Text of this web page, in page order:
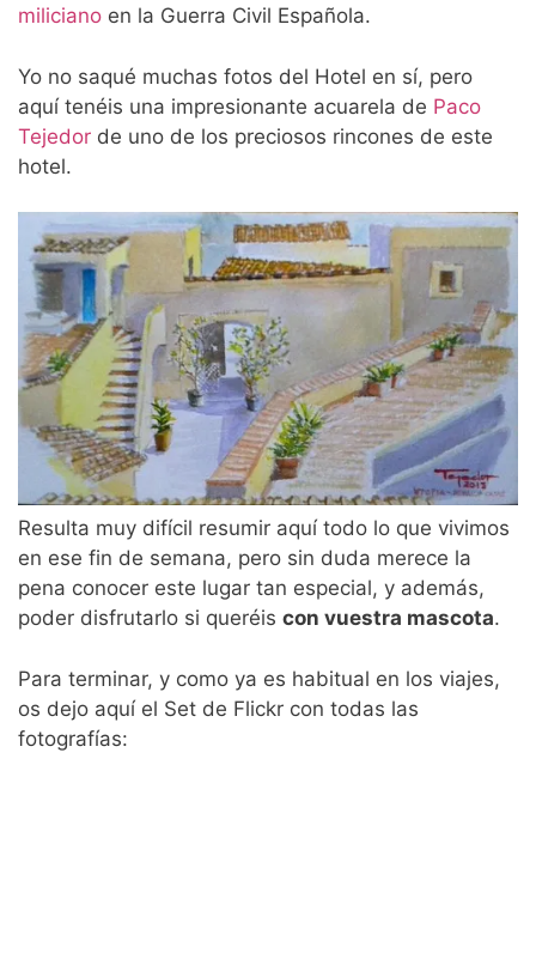
miliciano en la Guerra Civil Española.
Yo no saqué muchas fotos del Hotel en sí, pero
aquí tenéis una impresionante acuarela de Paco
Tejedor de uno de los preciosos rincones de este
hotel.
Resulta muy difícil resumir aquí todo lo que vivimos
en ese fin de semana, pero sin duda merece la
pena conocer este lugar tan especial, y además,
poder disfrutarlo si queréis con vuestra mascota.
Para terminar, y como ya es habitual en los viajes,
os dejo aquí el Set de Flickr con todas las
fotografías: